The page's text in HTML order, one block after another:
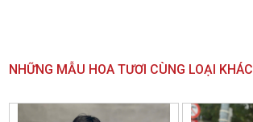
NHỮNG MẪU HOA TƯƠI CÙNG LOẠI KHÁC